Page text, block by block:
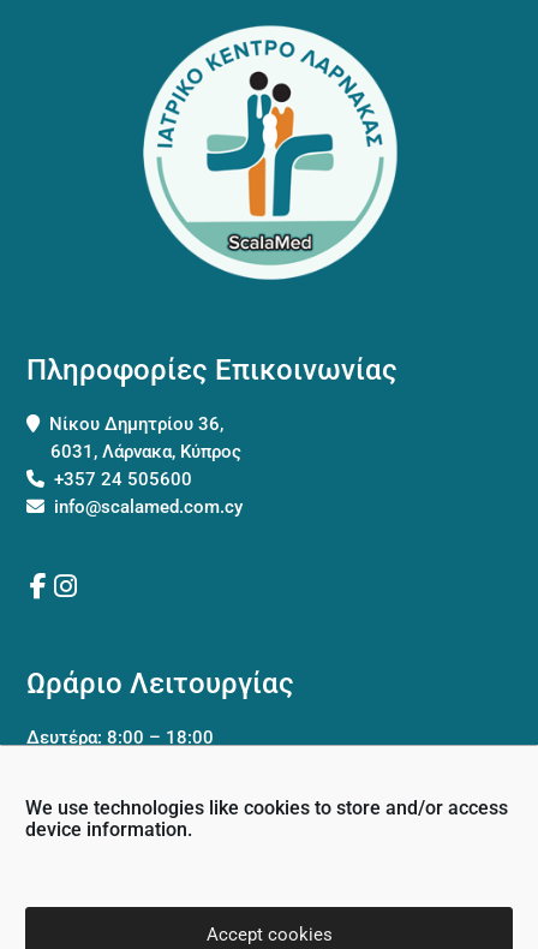
We use technologies like cookies to store and/or access
device information.
Accept cookies
Πληροφορίες Επικοινωνίας
Νίκου Δημητρίου 36,
6031, Λάρνακα, Κύπρος
+357 24 505600
info@scalamed.com.cy
Ωράριο Λειτουργίας
Δευτέρα: 8:00 – 18:00
Πέμπτη: 8:00 – 18:00
Κυριακή: Κλειστό